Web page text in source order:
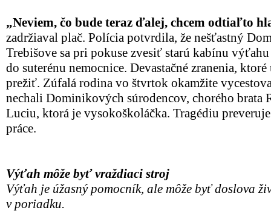
„Neviem, čo bude teraz ďalej, chcem odtiaľto
zadržiaval plač. Polícia potvrdila, že nešťastný
Trebišove sa pri pokuse zvesiť starú kabínu
do suterénu nemocnice. Devastačné zranenia,
prežiť. Zúfalá rodina vo štvrtok okamžite
nechali Dominikových súrodencov, chorého brata
Luciu, ktorá je vysokoškoláčka. Tragédiu
práce.
Výťah môže byť vraždiaci stroj
Výťah je úžasný pomocník, ale môže byť doslova
v poriadku.